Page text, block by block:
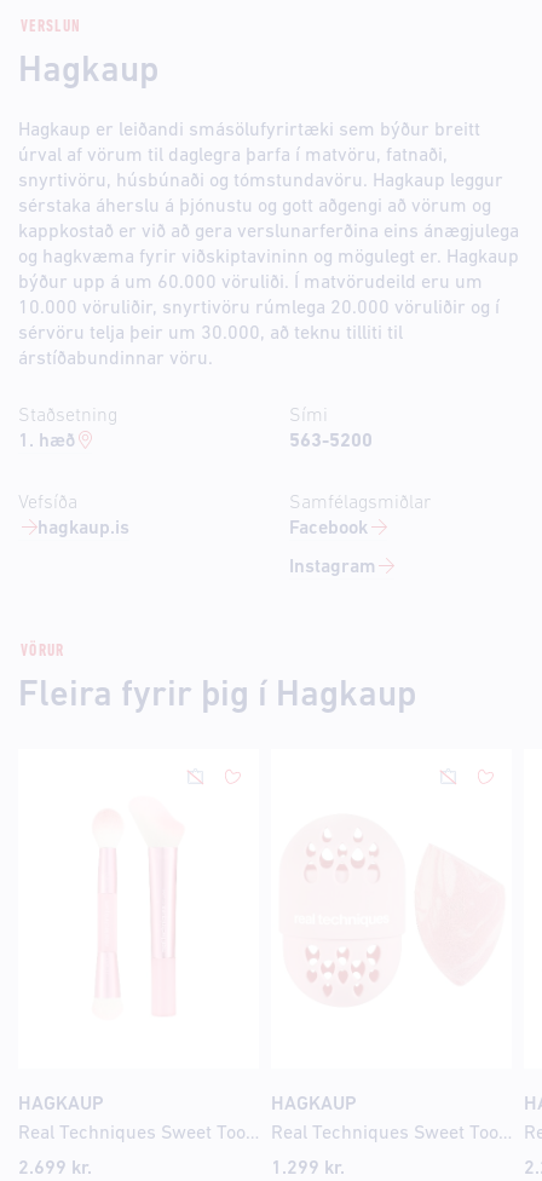
VERSLUN
Hagkaup
Hagkaup er leiðandi smásölufyrirtæki sem býður breitt
úrval af vörum til daglegra þarfa í matvöru, fatnaði,
snyrtivöru, húsbúnaði og tómstundavöru. Hagkaup leggur
sérstaka áherslu á þjónustu og gott aðgengi að vörum og
kappkostað er við að gera verslunarferðina eins ánægjulega
og hagkvæma fyrir viðskiptavininn og mögulegt er. Hagkaup
býður upp á um 60.000 vöruliði. Í matvörudeild eru um
10.000 vöruliðir, snyrtivöru rúmlega 20.000 vöruliðir og í
sérvöru telja þeir um 30.000, að teknu tilliti til
árstíðabundinnar vöru.
Staðsetning
1. hæð
Vefsíða
hagkaup.is
Sími
563-5200
Samfélagsmiðlar
Facebook
Instagram
VÖRUR
Fleira fyrir þig í Hagkaup
HAGKAUP
Real Techniques Sweet Tooth Sugar Glaze Brush Duo
2.699 kr.
HAGKAUP
Real Techniques Sweet Tooth Batter Up Base MCS+Case
1.299 kr.